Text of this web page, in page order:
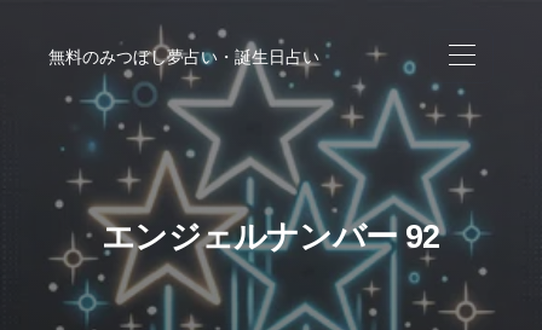
無料のみつぼし夢占い・誕生日占い
エンジェルナンバー 92